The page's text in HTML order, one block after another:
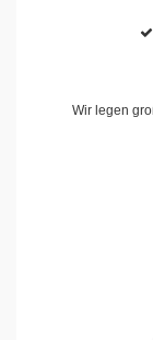
Wir legen